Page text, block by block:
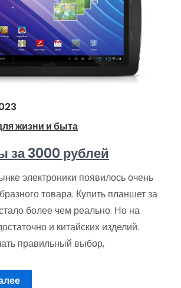
жизни и быта
за 3000 рублей
электроники появилось очень
товара. Купить планшет за
более чем реально. Но на
и китайских изделий.
правильный выбор,